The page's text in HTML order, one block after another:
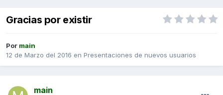
Gracias por existir
Por main
12 de Marzo del 2016 en Presentaciones de nuevos usuarios
main